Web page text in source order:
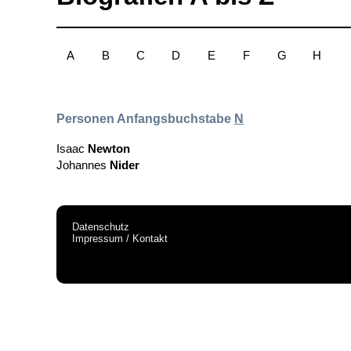
A B C D E F G H
Personen Anfangsbuchstabe N
Isaac Newton
Johannes Nider
Datenschutz
Impressum / Kontakt